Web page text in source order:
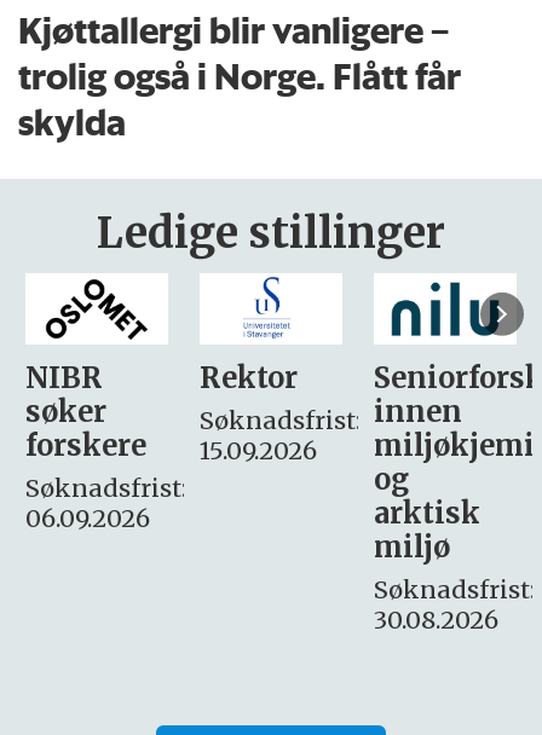
Kjøttallergi blir vanligere –
trolig også i Norge. Flått får
skylda
Ledige stillinger
Rektor
Søknadsfrist:
15.09.2026
Seniorforsker
innen
miljøkjemi
søker
– fast
Søknadsfrist:
16. august.